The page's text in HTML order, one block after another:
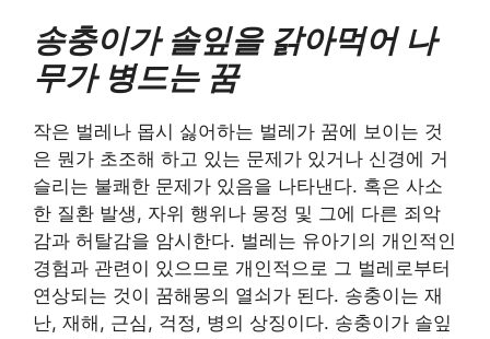
송충이가 솔잎을 갉아먹어 나
무가 병드는 꿈
작은 벌레나 몹시 싫어하는 벌레가 꿈에 보이는 것
은 뭔가 초조해 하고 있는 문제가 있거나 신경에 거
슬리는 불쾌한 문제가 있음을 나타낸다. 혹은 사소
한 질환 발생, 자위 행위나 몽정 및 그에 다른 죄악
감과 허탈감을 암시한다. 벌레는 유아기의 개인적인
경험과 관련이 있으므로 개인적으로 그 벌레로부터
연상되는 것이 꿈해몽의 열쇠가 된다. 송충이는 재
난, 재해, 근심, 걱정, 병의 상징이다. 송충이가 솔잎